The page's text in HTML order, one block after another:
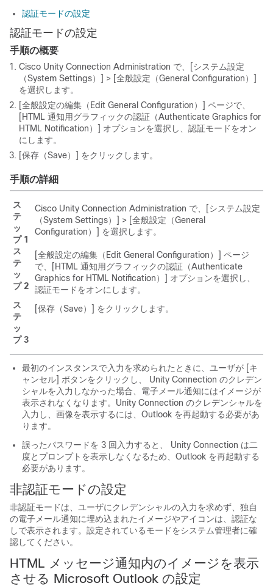
認証モードの設定
認証モードの設定
手順の概要
Cisco Unity Connection Administration で、[システム設定
（System Settings）] > [全般設定（General Configuration）]
を選択します。
[全般設定の編集（Edit General Configuration）] ページで、
[HTML 通知用グラフィックの認証（Authenticate Graphics for
HTML Notification）] オプションを選択し、認証モードをオン
にします。
[保存（Save）] をクリックします。
手順の詳細
ス
テ
ッ
プ 1
Cisco Unity Connection Administration で、[システム設定
（System Settings）] > [全般設定（General
Configuration）] を選択します。
ス
テ
ッ
プ 2
[全般設定の編集（Edit General Configuration）] ページ
で、[HTML 通知用グラフィックの認証（Authenticate
Graphics for HTML Notification）] オプションを選択し、
認証モードをオンにします。
ス
テ
ッ
プ 3
[保存（Save）] をクリックします。
最初のインスタンスで入力を求められたときに、ユーザが [キ
ャンセル] ボタンをクリックし、 Unity Connection のクレデン
シャルを入力しなかった場合、電子メール通知にはイメージが
表示されなくなります。Unity Connection のクレデンシャルを
入力し、画像を表示するには、Outlook を再起動する必要があ
ります。
誤ったパスワードを 3 回入力すると、 Unity Connection は二
度とプロンプトを表示しなくなるため、Outlook を再起動する
必要があります。
非認証モードの設定
非認証モードは、ユーザにクレデンシャルの入力を求めず、独自
の電子メール通知に埋め込まれたイメージやアイコンは、認証な
しで表示されます。設定されているモードをシステム管理者に確
認してください。
HTML メッセージ通知内のイメージを表示
させる Microsoft Outlook の設定